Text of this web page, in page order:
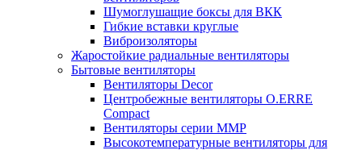
Шумоглушащие боксы для ВКК
Гибкие вставки круглые
Виброизоляторы
Жаростойкие радиальные вентиляторы
Бытовые вентиляторы
Вентиляторы Decor
Центробежные вентиляторы O.ERRE
Compact
Вентиляторы серии ММР
Высокотемпературные вентиляторы для